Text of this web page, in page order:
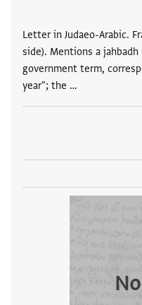
Letter in Judaeo-Arabic.
side). Mentions a
government term,
year"; the …